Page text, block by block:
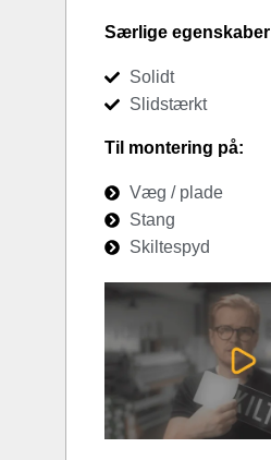
Særlige egenskaber
Solidt
Slidstærkt
Til montering på:
Væg / plade
Stang
Skiltespyd